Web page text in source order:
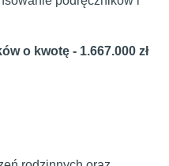
o kwotę - 1.667.000 zł